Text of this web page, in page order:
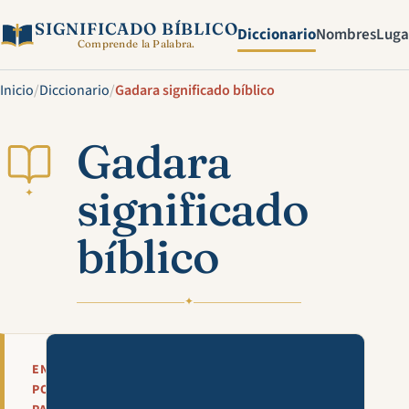
SIGNIFICADO BÍBLICO
Comprende la Palabra. DiccionarioNombres
Inicio/Diccionario/Gadara significado bíblico
✦
Gadara
significado
bíblico
✦
EN
POCAS
Mira esta explicación en